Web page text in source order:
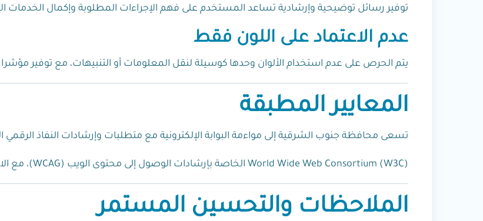
توفير رسائل توضيحية وإرشادية تساعد المستخدم على فهم الإجراءات المطلوبة وإكمال الخدمات
عدم الاعتماد على اللون فقط
يتم الحرص على عدم استخدام الألوان وحدها كوسيلة لنقل المعلومات أو التنبيهات، مع توفير
المعايير المطبقة
تسعى محافظة جنوب الشرقية إلى مواءمة البوابة الإلكترونية مع متطلبات وإرشادات النفاذ الرقمي
World Wide Web Consortium (W3C) الخاصة بإرشادات الوصول إلى محتوى الويب (WCAG)، مع الاستمرار في تحسين الخدمات والمحتوى بشكل دوري.
الملاحظات والتحسين المستمر